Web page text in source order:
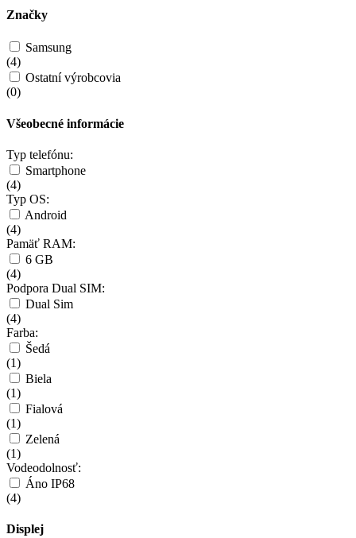
Značky
Samsung
(4)
Ostatní výrobcovia
(0)
Všeobecné informácie
Typ telefónu:
Smartphone
(4)
Typ OS:
Android
(4)
Pamäť RAM:
6 GB
(4)
Podpora Dual SIM:
Dual Sim
(4)
Farba:
Šedá
(1)
Biela
(1)
Fialová
(1)
Zelená
(1)
Vodeodolnosť:
Áno IP68
(4)
Displej